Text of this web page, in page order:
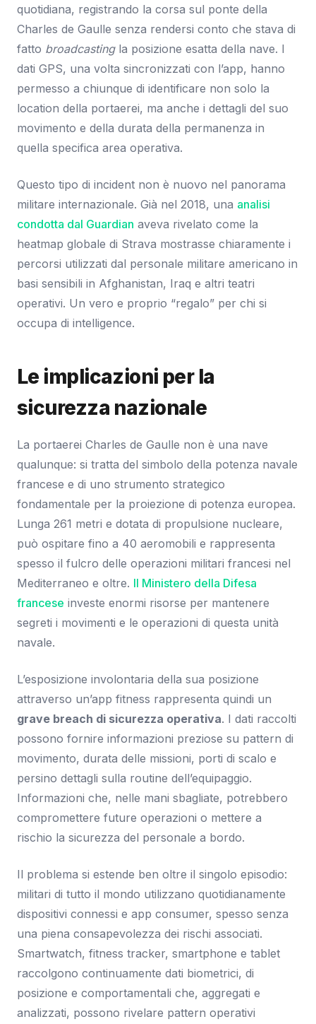
quotidiana, registrando la corsa sul ponte della
Charles de Gaulle senza rendersi conto che stava di
fatto broadcastingla posizione esatta della nave. I
dati GPS, una volta sincronizzati con l’app, hanno
permesso a chiunque di identificare non solo la
location della portaerei, ma anche i dettagli del suo
movimento e della durata della permanenza in
quella specifica area operativa.
Questo tipo di incident non è nuovo nel panorama
militare internazionale. Già nel 2018, una analisi
condotta dal Guardian aveva rivelato come la
heatmap globale di Strava mostrasse chiaramente i
percorsi utilizzati dal personale militare americano in
basi sensibili in Afghanistan, Iraq e altri teatri
operativi. Un vero e proprio “regalo” per chi si
occupa di intelligence.
Le implicazioni per la
sicurezza nazionale
La portaerei Charles de Gaulle non è una nave
qualunque: si tratta del simbolo della potenza navale
francese e di uno strumento strategico
fondamentale per la proiezione di potenza europea.
Lunga 261 metri e dotata di propulsione nucleare,
può ospitare fino a 40 aeromobili e rappresenta
spesso il fulcro delle operazioni militari francesi nel
Mediterraneo e oltre. Il Ministero della Difesa
francese investe enormi risorse per mantenere
segreti i movimenti e le operazioni di questa unità
navale.
L’esposizione involontaria della sua posizione
attraverso un’app fitness rappresenta quindi un
grave breach di sicurezza operativa. I dati raccolti
possono fornire informazioni preziose su pattern di
movimento, durata delle missioni, porti di scalo e
persino dettagli sulla routine dell’equipaggio.
Informazioni che, nelle mani sbagliate, potrebbero
compromettere future operazioni o mettere a
rischio la sicurezza del personale a bordo.
Il problema si estende ben oltre il singolo episodio:
militari di tutto il mondo utilizzano quotidianamente
dispositivi connessi e app consumer, spesso senza
una piena consapevolezza dei rischi associati.
Smartwatch, fitness tracker, smartphone e tablet
raccolgono continuamente dati biometrici, di
posizione e comportamentali che, aggregati e
analizzati, possono rivelare pattern operativi